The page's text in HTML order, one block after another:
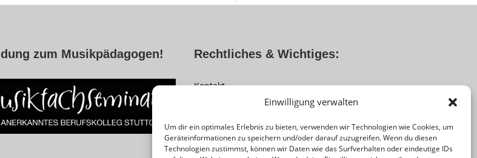
Einwilligung verwalten
Um dir ein optimales Erlebnis zu bieten, verwenden wir Technologien wie Cookies, um
Geräteinformationen zu speichern und/oder darauf zuzugreifen. Wenn du diesen
Technologien zustimmst, können wir Daten wie das Surfverhalten oder eindeutige IDs
zum Musikpädagogen! Rechtliches & Wichtiges:
Kontakt
Datenschutz
Cookie-Richtlinie (EU)